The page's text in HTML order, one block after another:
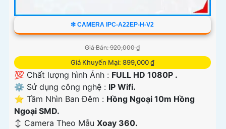
❇ CAMERA IPC-A22EP-H-V2
Giá Bán: 920,000 ₫
Giá Khuyến Mại: 899,000 ₫
💯 Chất lượng hình Ảnh : FULL HD 1080P .
⚙ Sử dụng công nghệ : IP Wifi.
⭐ Tầm Nhìn Ban Đêm : Hồng Ngoại 10m Hồng
Ngoại SMD.
↕️ Camera Theo Mẫu Xoay 360.